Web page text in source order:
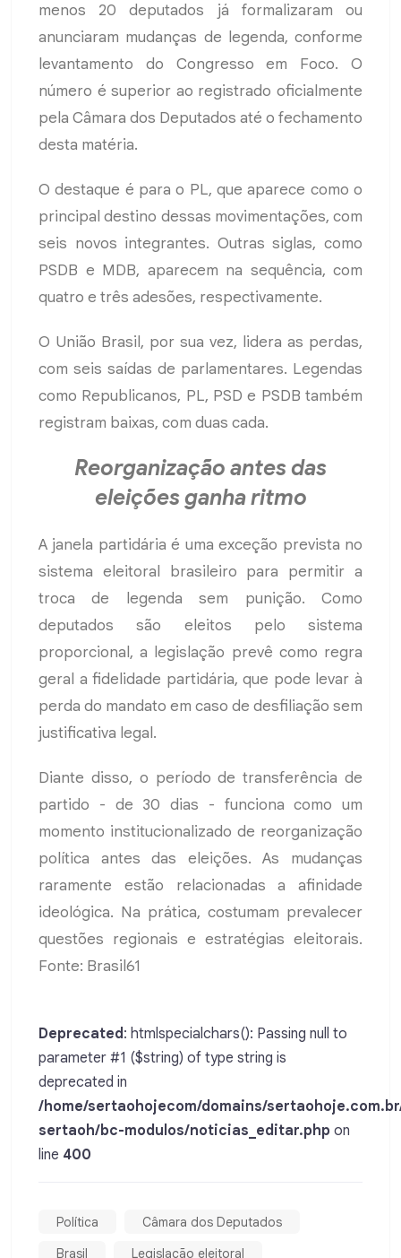
menos 20 deputados já formalizaram ou
anunciaram mudanças de legenda, conforme
levantamento do Congresso em Foco. O
número é superior ao registrado oficialmente
pela Câmara dos Deputados até o fechamento
desta matéria.
O destaque é para o PL, que aparece como o
principal destino dessas movimentações, com
seis novos integrantes. Outras siglas, como
PSDB e MDB, aparecem na sequência, com
quatro e três adesões, respectivamente.
O União Brasil, por sua vez, lidera as perdas,
com seis saídas de parlamentares. Legendas
como Republicanos, PL, PSD e PSDB também
registram baixas, com duas cada.
Reorganização antes das
eleições ganha ritmo
A janela partidária é uma exceção prevista no
sistema eleitoral brasileiro para permitir a
troca de legenda sem punição. Como
deputados são eleitos pelo sistema
proporcional, a legislação prevê como regra
geral a fidelidade partidária, que pode levar à
perda do mandato em caso de desfiliação sem
justificativa legal.
Diante disso, o período de transferência de
partido - de 30 dias - funciona como um
momento institucionalizado de reorganização
política antes das eleições. As mudanças
raramente estão relacionadas a afinidade
ideológica. Na prática, costumam prevalecer
questões regionais e estratégias eleitorais.
Fonte: Brasil61
Deprecated: htmlspecialchars(): Passing null to
parameter #1 ($string) of type string is
deprecated in
/home/sertaohojecom/domains/
sertaoh/bc-modulos/noticias_editar.php on
line 400
Política
Câmara dos Deputados
Brasil
Legislação eleitoral